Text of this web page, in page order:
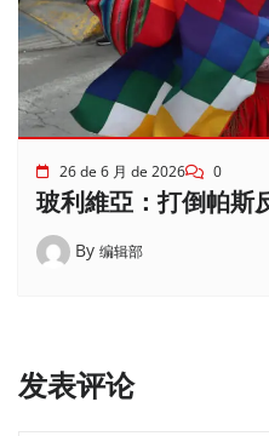
26 de 6 月 de 2026 0
玻利維亞：打倒帕斯
By 编辑部
发表评论